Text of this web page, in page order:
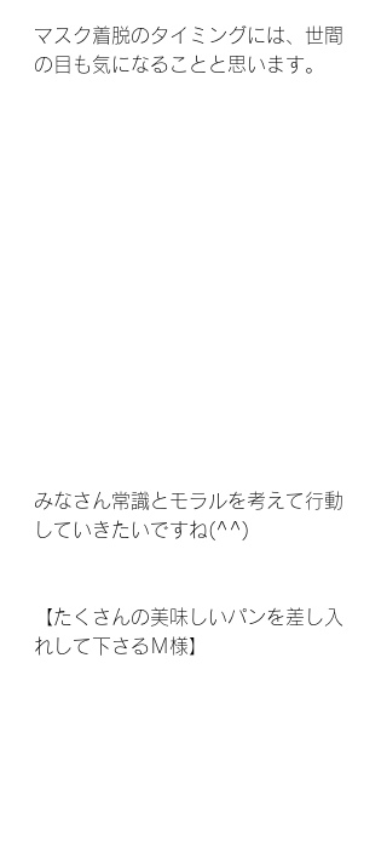
マスク着脱のタイミングには、世間
の目も気になることと思います。
みなさん常識とモラルを考えて行動
していきたいですね(^^)
【たくさんの美味しいパンを差し入
れして下さるＭ様】